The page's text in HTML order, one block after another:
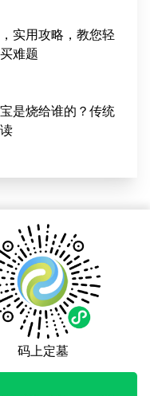
实用攻略，教您轻
难题
是烧给谁的？传统
码上定墓